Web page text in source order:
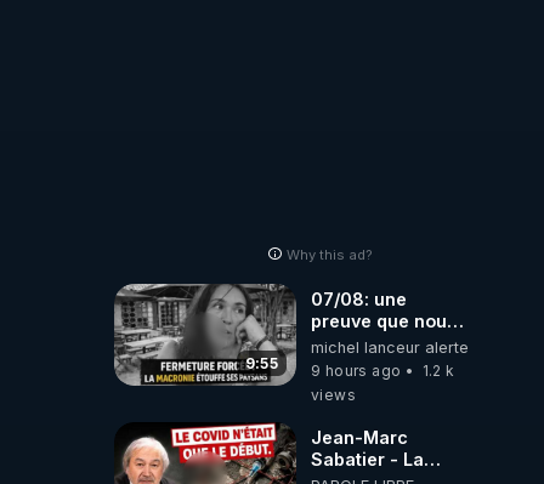
Why this ad?
9:55
07/08: une
preuve que nous
somme passé en
absurdie une
dictature qui veut
opposant !
michel lanceur alerte
9 hours ago
1.2 k
views
Jean-Marc
Sabatier - La